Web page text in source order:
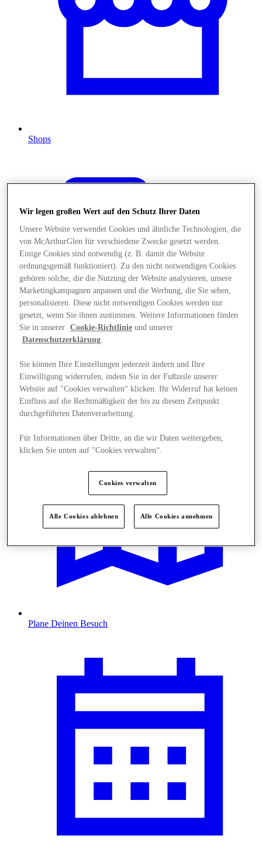
Shops
Angebote
Plane Deinen Besuch
Wir legen großen Wert auf den Schutz Ihrer Daten
Unsere Website verwendet Cookies und ähnliche Technologien, die
von McArthurGlen für verschiedene Zwecke gesetzt werden.
Einige Cookies sind notwendig (z. B. damit die Website
ordnungsgemäß funktioniert). Zu den nicht notwendigen Cookies
gehören solche, die die Nutzung der Website analysieren, unsere
Marketingkampagnen anpassen und die Werbung, die Sie sehen,
personalisieren. Diese nicht notwendigen Cookies werden nur
gesetzt, wenn Sie ihnen zustimmen. Weitere Informationen finden
Sie in unserer
Cookie-Richtlinie und unserer
Datenschutzerklärung.
Sie können Ihre Einstellungen jederzeit ändern und Ihre
Einwilligung widerrufen, indem Sie in der Fußzeile unserer
Website auf "Cookies verwalten“ klicken. Ihr Widerruf hat keinen
Einfluss auf die Rechtmäßigkeit der bis zu diesem Zeitpunkt
durchgeführten Datenverarbeitung.
Für Informationen über Dritte, an die wir Daten weitergeben,
klicken Sie unten auf "Cookies verwalten“.
Cookies verwalten
Alle Cookies ablehnen Alle Cookies annehmen